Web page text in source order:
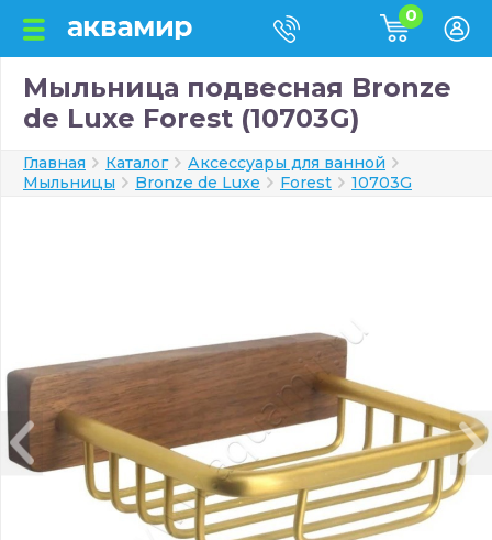
0
Мыльница подвесная Bronze
de Luxe Forest (10703G)
Главная Каталог
Аксессуары для ванной
Мыльницы
Bronze de Luxe Forest 10703G